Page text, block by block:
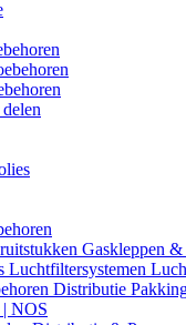
Gaskleppen &
Luchtfiltersystemen
Distributie
| NOS